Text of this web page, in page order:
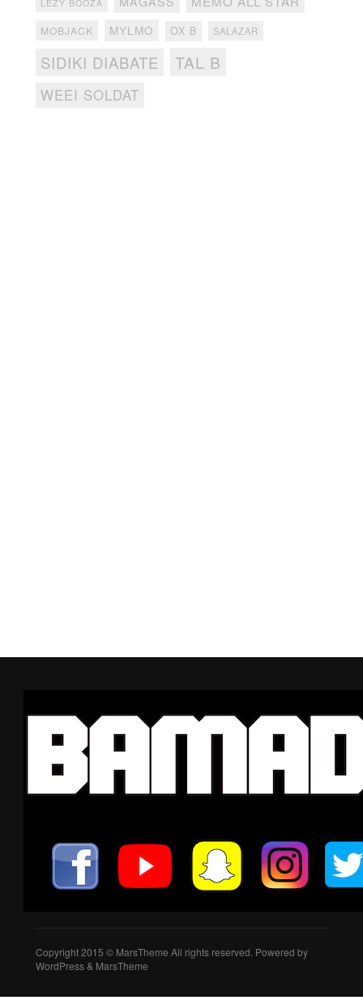
LEZY BOOZA
MOBJACK MYLMO OX B SALAZAR
SIDIKI DIABATE TAL B
WEEI SOLDAT
Copyright 2015 © MarsTheme All rights reserved. Powered by
WordPress & MarsTheme